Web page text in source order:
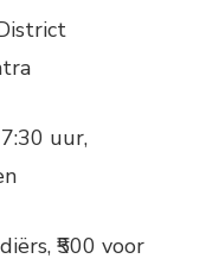
uur,
₹500 voor